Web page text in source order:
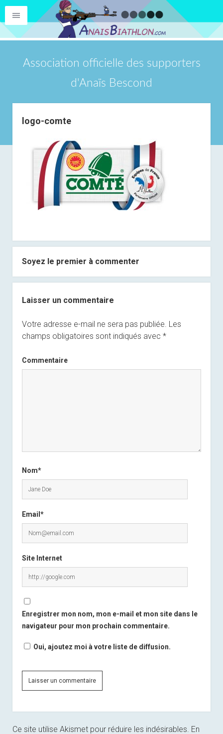
Association officielle des supporters
d'Anaïs Bescond
logo-comte
Soyez le premier à commenter
Laisser un commentaire
Votre adresse e-mail ne sera pas publiée. Les
champs obligatoires sont indiqués avec *
Commentaire
Nom*
Email*
Site Internet
Enregistrer mon nom, mon e-mail et mon site dans le
navigateur pour mon prochain commentaire.
Oui, ajoutez moi à votre liste de diffusion.
Ce site utilise Akismet pour réduire les indésirables. En